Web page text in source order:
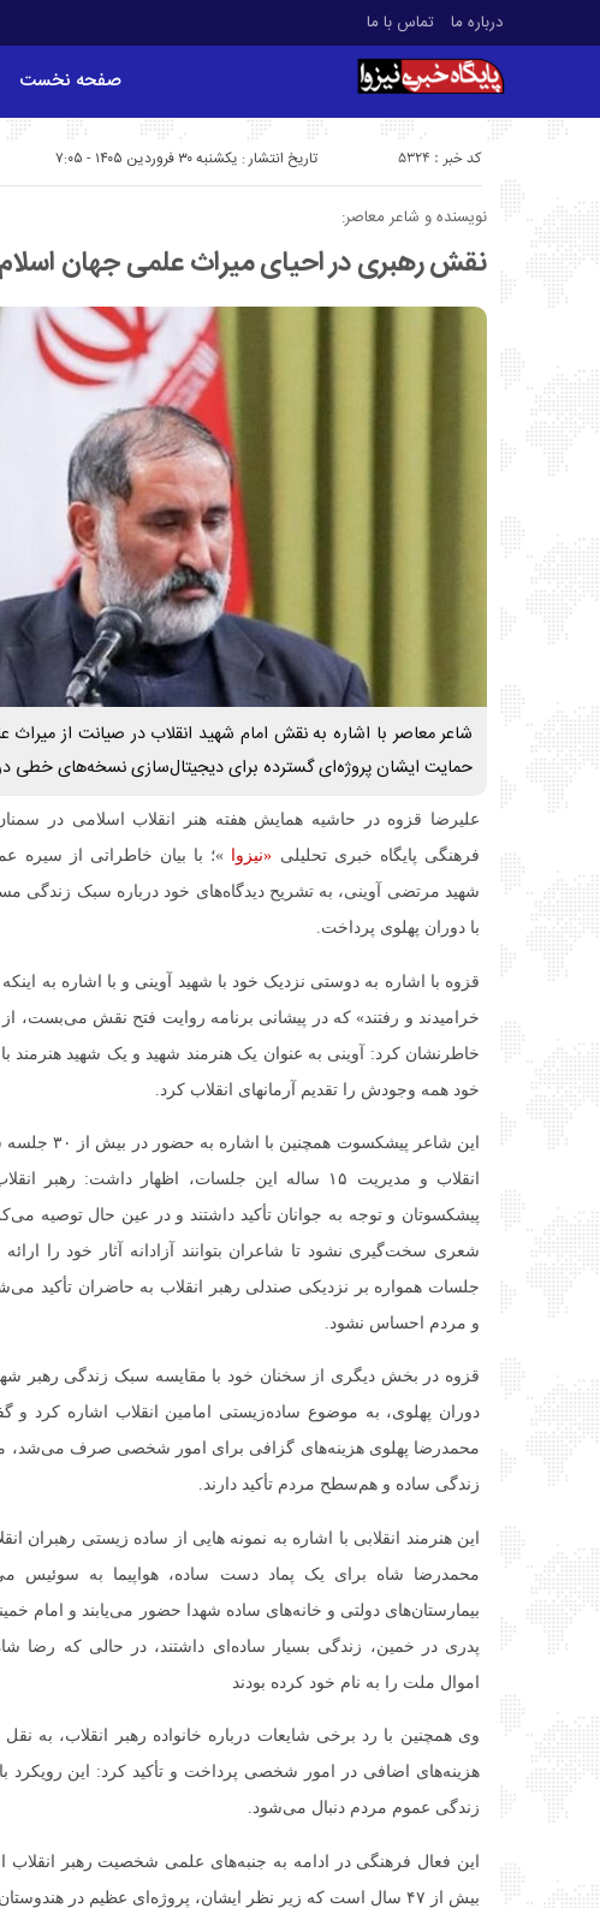
درباره ما تماس با ما
صفحه نخست
تاریخ انتشار : یکشنبه ۳۰ فروردین ۱۴۰۵ - ۷:۰۵ کد خبر : 5324
نویسنده و شاعر معاصر:
نقش رهبری در احیای میراث علمی جهان اسلام
شاعر معاصر با اشاره به نقش امام شهید انقلاب در صیانت از
حمایت ایشان پروژه‌ای گسترده برای دیجیتال‌سازی نسخه‌های خطی
علیرضا قزوه در حاشیه همایش هفته هنر انقلاب اسلامی در
فرهنگی پایگاه خبری تحلیلی «نیزوا
»؛ با بیان خاطراتی از سیره
شهید مرتضی آوینی، به تشریح دیدگاه‌های خود درباره سبک زندگی
با دوران پهلوی پرداخت.
قزوه با اشاره به دوستی نزدیک خود با شهید آوینی و با اشاره به
خرامیدند و رفتند» که در پیشانی برنامه روایت فتح نقش می‌بست،
خاطرنشان کرد: آوینی به عنوان یک هنرمند شهید و یک شهید هنرمند
خود همه وجودش را تقدیم آرمانهای انقلاب کرد.
این شاعر
انقلاب و مدیریت ۱۵ ساله این جلسات، اظهار داشت:
پیشکسوتان و توجه به جوانان تأکید داشتند و در عین حال توصیه
شعری سخت‌گیری نشود تا شاعران بتوانند آزادانه آثار خود را
جلسات همواره بر نزدیکی صندلی رهبر انقلاب به حاضران تأکید
و مردم احساس نشود.
قزوه در بخش دیگری از سخنان خود با مقایسه سبک زندگی رهبر
دوران پهلوی، به موضوع ساده‌زیستی امامین انقلاب اشاره کرد و
محمدرضا پهلوی هزینه‌های گزافی برای امور شخصی صرف می‌شد،
زندگی ساده و هم‌سطح مردم تأکید دارند.
این هنرمند انقلابی با اشاره به نمونه هایی از ساده زیستی رهبران
محمدرضا شاه برای یک پماد دست ساده، هواپیما به سوئیس
بیمارستان‌های دولتی و خانه‌های ساده شهدا حضور می‌یابند و امام
پدری در خمین، زندگی بسیار ساده‌ای داشتند، در حالی که رضا
اموال ملت را به نام خود کرده بودند
وی همچنین با رد برخی شایعات درباره خانواده رهبر انقلاب، به نقل
هزینه‌های اضافی در امور شخصی پرداخت و تأکید کرد: این
زندگی عموم مردم دنبال می‌شود.
این فعال فرهنگی در ادامه به جنبه‌های علمی شخصیت رهبر
بیش از ۴۷ سال است که زیر نظر ایشان، پروژه‌ای عظیم در